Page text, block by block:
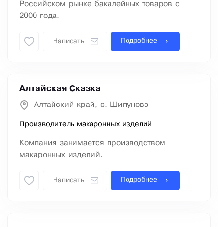
Российском рынке бакалейных товаров с
2000 года.
Написать Подробнее
Алтайская Сказка
Алтайский край, с. Шипуново
Производитель макаронных изделий
Компания занимается производством
макаронных изделий.
Написать Подробнее